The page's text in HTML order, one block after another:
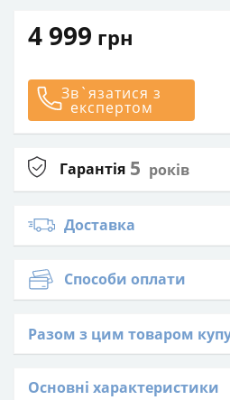
Основні характеристики
4 999 грн
Зв`язатися з
експертом
Гарантія 5 років
Доставка
Способи оплати
Разом з цим товаром